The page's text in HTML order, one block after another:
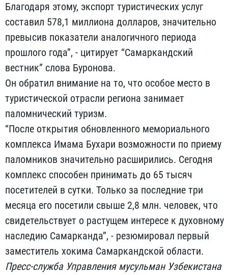
Благодаря этому, экспорт туристических услуг
составил 578,1 миллиона долларов, значительно
превысив показатели аналогичного периода
прошлого года”, - цитирует “Самаркандский
вестник” слова Буронова.
Он обратил внимание на то, что особое место в
туристической отрасли региона занимает
паломнический туризм.
“После открытия обновленного мемориального
комплекса Имама Бухари возможности по приему
паломников значительно расширились. Сегодня
комплекс способен принимать до 65 тысяч
посетителей в сутки. Только за последние три
месяца его посетили свыше 2,8 млн. человек, что
свидетельствует о растущем интересе к духовному
наследию Самарканда”, - резюмировал первый
заместитель хокима Самаркандской области.
Пресс-служба Управления мусульман Узбекистана